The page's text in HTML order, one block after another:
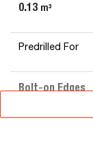
0.13 m³
Predrilled For
Bolt-on Edges